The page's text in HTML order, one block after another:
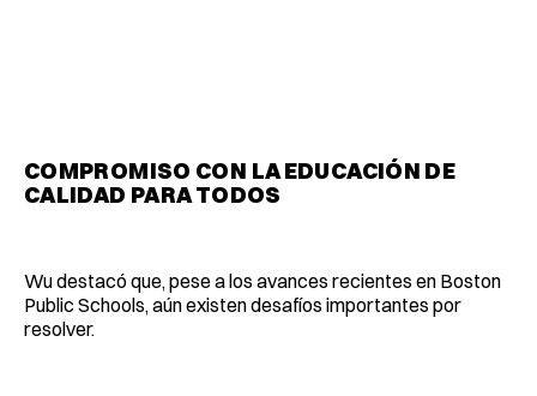
COMPROMISO CON LA EDUCACIÓN DE
CALIDAD PARA TODOS
Wu destacó que, pese a los avances recientes en Boston
Public Schools, aún existen desafíos importantes por
resolver.